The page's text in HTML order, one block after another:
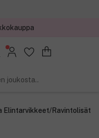
joukosta..
Elintarvikkeet/Ravintolisät